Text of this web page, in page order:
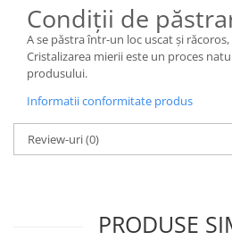
Condiții de
A se păstra într-un loc uscat și
Cristalizarea mierii este un proces
produsului.
Informatii conformitate produs
Review-uri(0)
PRODUSE